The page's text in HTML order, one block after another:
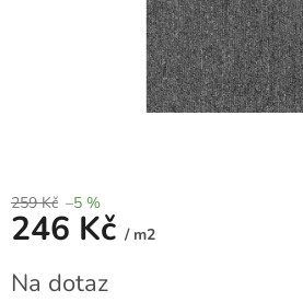
259 Kč –5 %
246 Kč / m2
cena:
Na dotaz